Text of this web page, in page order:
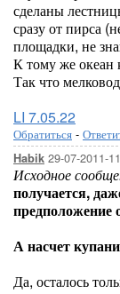
сделаны
сразу от пирса
площадки, не
К тому же океан
Так что
LI 7.05.22
Обратиться -
Habik 29-07-2011-
Исходное
получается,
предположение
А насчет
Да, осталось